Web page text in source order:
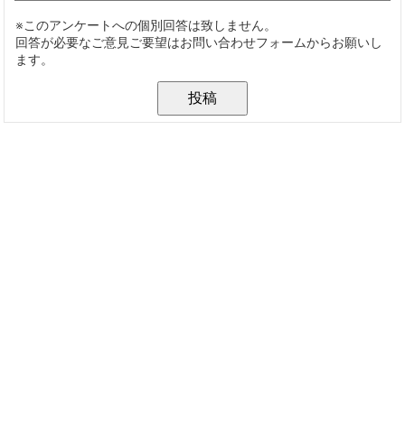
※このアンケートへの個別回答は致しません。
回答が必要なご意見ご要望はお問い合わせフォームからお願いし
ます。